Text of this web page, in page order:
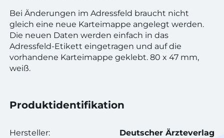
Bei Änderungen im Adressfeld braucht nicht
gleich eine neue Karteimappe angelegt werden.
Die neuen Daten werden einfach in das
Adressfeld-Etikett eingetragen und auf die
vorhandene Karteimappe geklebt. 80 x 47 mm,
weiß.
Produktidentifikation
Hersteller: Deutscher Ärzteverlag